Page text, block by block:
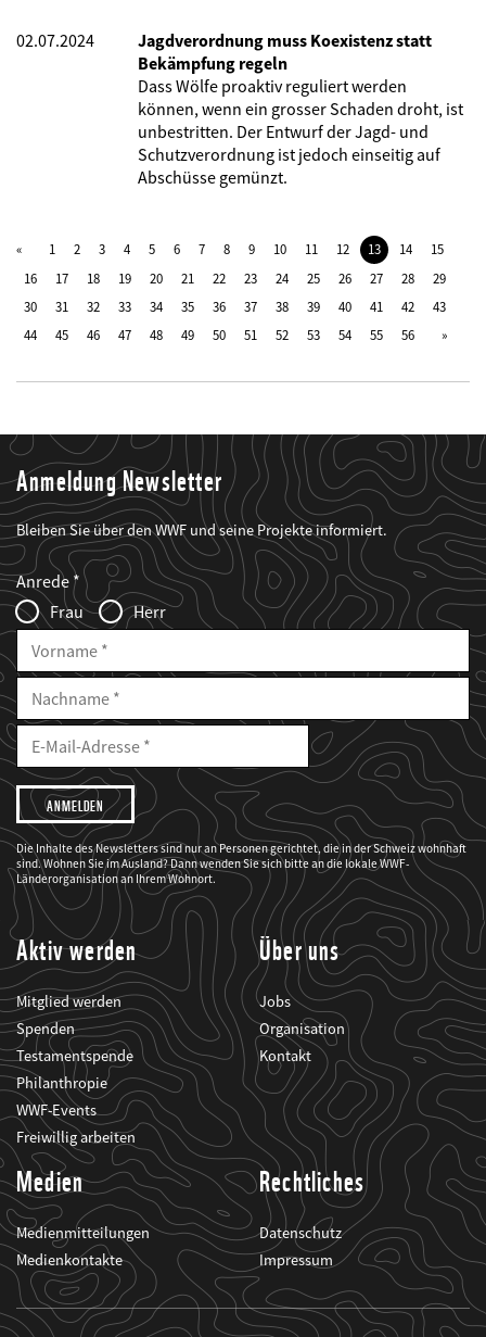
02.07.2024
Jagdverordnung muss Koexistenz statt
Bekämpfung regeln
Dass Wölfe proaktiv reguliert werden
können, wenn ein grosser Schaden droht, ist
unbestritten. Der Entwurf der Jagd- und
Schutzverordnung ist jedoch einseitig auf
Abschüsse gemünzt.
1 2 3 4 5 6 7 8 9 10 11 12 13 14
15
16
17 18 19 20 21 22 23 24 25 26 27 28
29
30
31 32 33 34 35 36 37 38 39 40 41 42
43
44
45 46 47 48 49 50 51 52 53 54 55 56
Anmeldung Newsletter
Bleiben Sie über den WWF und seine Projekte informiert.
Web2Case
Infofelder
Fieldset
anrede_name
Anrede
Frau
Herr
Vorname
Nachname
E-
Mailadresse
E-
Adresse
Ich
möchte,
dass
der
WWF
mich
über
seine
Projekte
informiert.
Die Inhalte des Newsletters sind nur an Personen gerichtet, die in der Schweiz wohnhaft
sind. Wohnen Sie im Ausland? Dann wenden Sie sich bitte an die lokale WWF-
Länderorganisation an Ihrem Wohnort.
Aktiv werden
Mitglied werden
Spenden
Testamentspende
Philanthropie
WWF-Events
Freiwillig arbeiten
Über uns
Jobs
Organisation
Kontakt
Medien
Medienmitteilungen
Medienkontakte
Rechtliches
Datenschutz
Impressum